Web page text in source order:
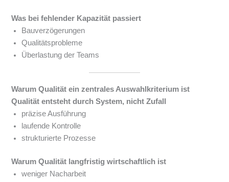
Was bei fehlender Kapazität passiert
Bauverzögerungen
Qualitätsprobleme
Überlastung der Teams
Warum Qualität ein zentrales Auswahlkriterium ist
Qualität entsteht durch System, nicht Zufall
präzise Ausführung
laufende Kontrolle
strukturierte Prozesse
Warum Qualität langfristig wirtschaftlich ist
weniger Nacharbeit